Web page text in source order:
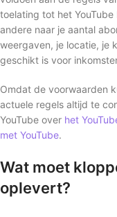
toelating tot het
andere naar je aantal
weergaven, je locatie, je
geschikt is voor
Omdat de voorwaarden
actuele regels altijd te
YouTube over het
met YouTube.
Wat moet
oplevert?